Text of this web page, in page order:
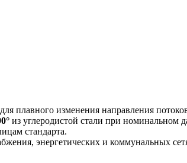
плавного изменения направления
из углеродистой стали при
стандарта.
энергетических и коммунальных